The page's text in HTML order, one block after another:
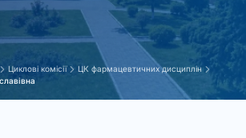
Циклові комісії
ЦК фармацевтичних дисциплін